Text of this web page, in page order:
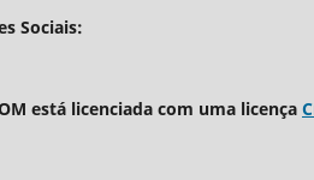
Sociais:
está licenciada com uma licença